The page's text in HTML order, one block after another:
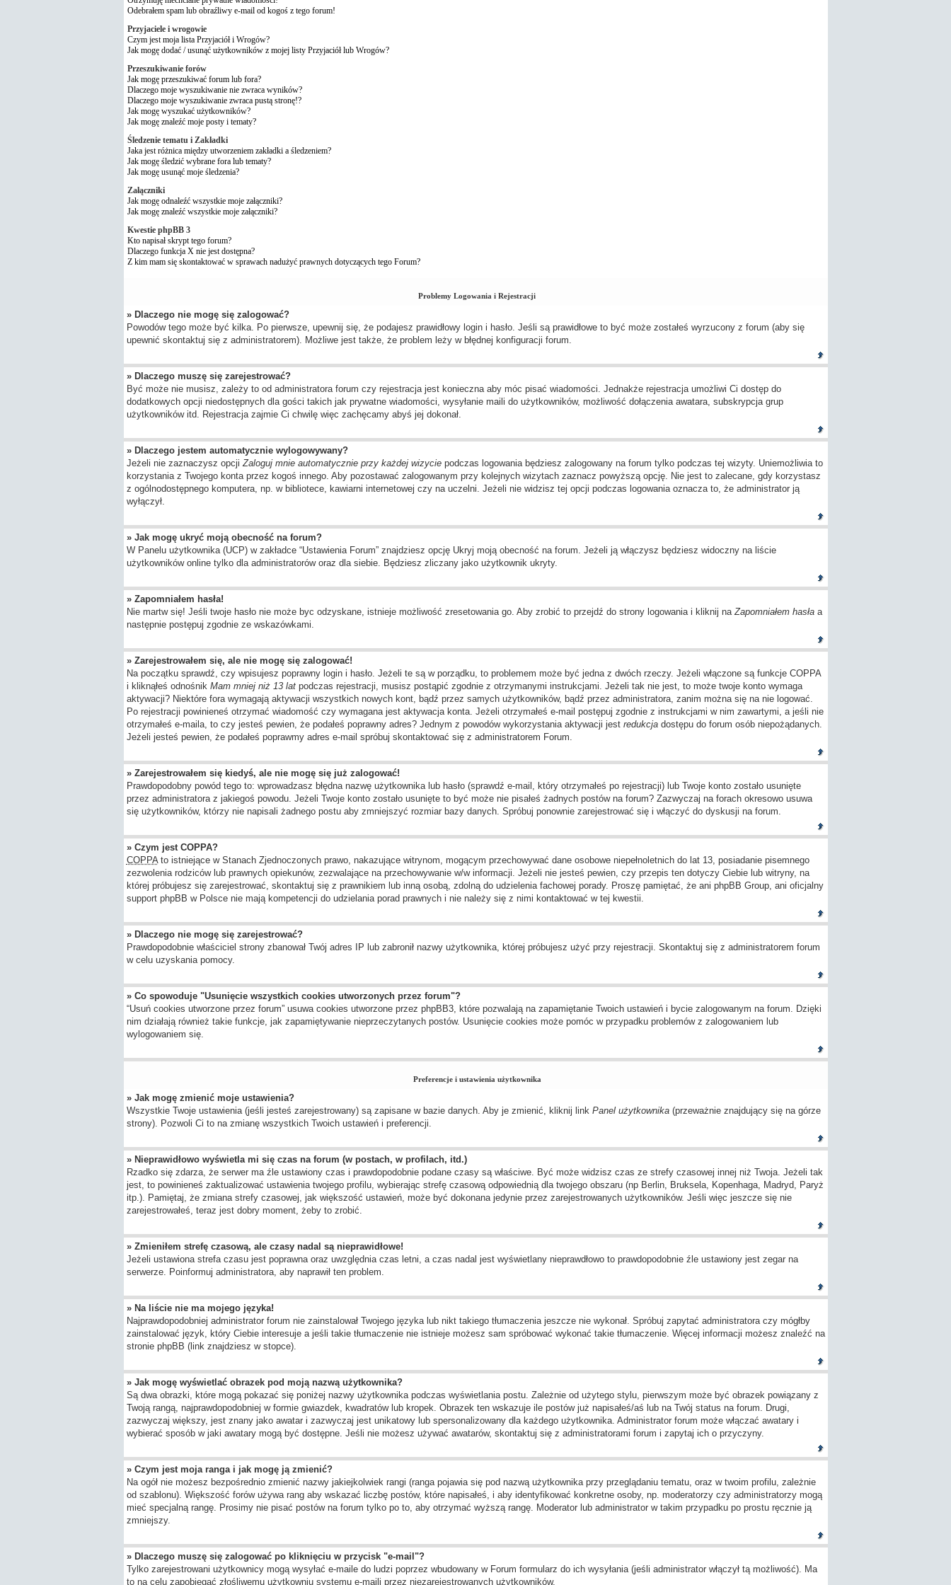
Odebrałem spam lub obraźliwy e-mail od kogoś z tego forum!
Przyjaciele i wrogowie
Czym jest moja lista Przyjaciół i Wrogów?
Jak mogę dodać / usunąć użytkowników z mojej listy Przyjaciół lub Wrogów?
Przeszukiwanie forów
Jak mogę przeszukiwać forum lub fora?
Dlaczego moje wyszukiwanie nie zwraca wyników?
Dlaczego moje wyszukiwanie zwraca pustą stronę!?
Jak mogę wyszukać użytkowników?
Jak mogę znaleźć moje posty i tematy?
Śledzenie tematu i Zakładki
Jaka jest różnica między utworzeniem zakładki a śledzeniem?
Jak mogę śledzić wybrane fora lub tematy?
Jak mogę usunąć moje śledzenia?
Załączniki
Jak mogę odnaleźć wszystkie moje załączniki?
Jak mogę znaleźć wszystkie moje załączniki?
Kwestie phpBB 3
Kto napisał skrypt tego forum?
Dlaczego funkcja X nie jest dostępna?
Z kim mam się skontaktować w sprawach nadużyć prawnych dotyczących tego Forum?
Problemy Logowania i Rejestracji
» Dlaczego nie mogę się zalogować?
Powodów tego może być kilka. Po pierwsze, upewnij się, że podajesz prawidłowy login i hasło. Jeśli są prawidłowe to być może zostałeś wyrzucony z forum (aby się
upewnić skontaktuj się z administratorem). Możliwe jest także, że problem leży w błędnej konfiguracji forum.
» Dlaczego muszę się zarejestrować?
Być może nie musisz, zależy to od administratora forum czy rejestracja jest konieczna aby móc pisać wiadomości. Jednakże rejestracja umożliwi Ci dostęp do
dodatkowych opcji niedostępnych dla gości takich jak prywatne wiadomości, wysyłanie maili do użytkowników, możliwość dołączenia awatara, subskrypcja grup
użytkowników itd. Rejestracja zajmie Ci chwilę więc zachęcamy abyś jej dokonał.
» Dlaczego jestem automatycznie wylogowywany?
Jeżeli nie zaznaczysz opcji Zaloguj mnie automatycznie przy każdej wizyciepodczas logowania będziesz zalogowany na forum tylko podczas tej wizyty. Uniemożliwia to
korzystania z Twojego konta przez kogoś innego. Aby pozostawać zalogowanym przy kolejnych wizytach zaznacz powyższą opcję. Nie jest to zalecane, gdy korzystasz
z ogólnodostępnego komputera, np. w bibliotece, kawiarni internetowej czy na uczelni. Jeżeli nie widzisz tej opcji podczas logowania oznacza to, że administrator ją
wyłączył.
» Jak mogę ukryć moją obecność na forum?
W Panelu użytkownika (UCP) w zakładce “Ustawienia Forum” znajdziesz opcję Ukryj moją obecność na forum. Jeżeli ją włączysz będziesz widoczny na liście
użytkowników online tylko dla administratorów oraz dla siebie. Będziesz zliczany jako użytkownik ukryty.
» Zapomniałem hasła!
Nie martw się! Jeśli twoje hasło nie może byc odzyskane, istnieje możliwość zresetowania go. Aby zrobić to przejdź do strony logowania i kliknij na Zapomniałem hasłaa
następnie postępuj zgodnie ze wskazówkami.
» Zarejestrowałem się, ale nie mogę się zalogować!
Na początku sprawdź, czy wpisujesz poprawny login i hasło. Jeżeli te są w porządku, to problemem może być jedna z dwóch rzeczy. Jeżeli włączone są funkcje COPPA
i kliknąłeś odnośnik Mam mniej niż 13 latpodczas rejestracji, musisz postąpić zgodnie z otrzymanymi instrukcjami. Jeżeli tak nie jest, to może twoje konto wymaga
aktywacji? Niektóre fora wymagają aktywacji wszystkich nowych kont, bądź przez samych użytkowników, bądź przez administratora, zanim można się na nie logować.
Po rejestracji powinieneś otrzymać wiadomość czy wymagana jest aktywacja konta. Jeżeli otrzymałeś e-mail postępuj zgodnie z instrukcjami w nim zawartymi, a jeśli nie
otrzymałeś e-maila, to czy jesteś pewien, że podałeś poprawny adres? Jednym z powodów wykorzystania aktywacji jest redukcjadostępu do forum osób niepożądanych.
Jeżeli jesteś pewien, że podałeś poprawmy adres e-mail spróbuj skontaktować się z administratorem Forum.
» Zarejestrowałem się kiedyś, ale nie mogę się już zalogować!
Prawdopodobny powód tego to: wprowadzasz błędna nazwę użytkownika lub hasło (sprawdź e-mail, który otrzymałeś po rejestracji) lub Twoje konto zostało usunięte
przez administratora z jakiegoś powodu. Jeżeli Twoje konto zostało usunięte to być może nie pisałeś żadnych postów na forum? Zazwyczaj na forach okresowo usuwa
się użytkowników, którzy nie napisali żadnego postu aby zmniejszyć rozmiar bazy danych. Spróbuj ponownie zarejestrować się i włączyć do dyskusji na forum.
» Czym jest COPPA?
COPPAto istniejące w Stanach Zjednoczonych prawo, nakazujące witrynom, mogącym przechowywać dane osobowe niepełnoletnich do lat 13, posiadanie pisemnego
zezwolenia rodziców lub prawnych opiekunów, zezwalające na przechowywanie w/w informacji. Jeżeli nie jesteś pewien, czy przepis ten dotyczy Ciebie lub witryny, na
której próbujesz się zarejestrować, skontaktuj się z prawnikiem lub inną osobą, zdolną do udzielenia fachowej porady. Proszę pamiętać, że ani phpBB Group, ani oficjalny
support phpBB w Polsce nie mają kompetencji do udzielania porad prawnych i nie należy się z nimi kontaktować w tej kwestii.
» Dlaczego nie mogę się zarejestrować?
Prawdopodobnie właściciel strony zbanował Twój adres IP lub zabronił nazwy użytkownika, której próbujesz użyć przy rejestracji. Skontaktuj się z administratorem forum
w celu uzyskania pomocy.
» Co spowoduje "Usunięcie wszystkich cookies utworzonych przez forum"?
“Usuń cookies utworzone przez forum” usuwa cookies utworzone przez phpBB3, które pozwalają na zapamiętanie Twoich ustawień i bycie zalogowanym na forum. Dzięki
nim działają również takie funkcje, jak zapamiętywanie nieprzeczytanych postów. Usunięcie cookies może pomóc w przypadku problemów z zalogowaniem lub
wylogowaniem się.
Preferencje i ustawienia użytkownika
» Jak mogę zmienić moje ustawienia?
Wszystkie Twoje ustawienia (jeśli jesteś zarejestrowany) są zapisane w bazie danych. Aby je zmienić, kliknij link Panel użytkownika(przeważnie znajdujący się na górze
strony). Pozwoli Ci to na zmianę wszystkich Twoich ustawień i preferencji.
» Nieprawidłowo wyświetla mi się czas na forum (w postach, w profilach, itd.)
Rzadko się zdarza, że serwer ma źle ustawiony czas i prawdopodobnie podane czasy są właściwe. Być może widzisz czas ze strefy czasowej innej niż Twoja. Jeżeli tak
jest, to powinieneś zaktualizować ustawienia twojego profilu, wybierając strefę czasową odpowiednią dla twojego obszaru (np Berlin, Bruksela, Kopenhaga, Madryd, Paryż
itp.). Pamiętaj, że zmiana strefy czasowej, jak większość ustawień, może być dokonana jedynie przez zarejestrowanych użytkowników. Jeśli więc jeszcze się nie
zarejestrowałeś, teraz jest dobry moment, żeby to zrobić.
» Zmieniłem strefę czasową, ale czasy nadal są nieprawidłowe!
Jeżeli ustawiona strefa czasu jest poprawna oraz uwzględnia czas letni, a czas nadal jest wyświetlany nieprawdłowo to prawdopodobnie źle ustawiony jest zegar na
serwerze. Poinformuj administratora, aby naprawił ten problem.
» Na liście nie ma mojego języka!
Najprawdopodobniej administrator forum nie zainstalował Twojego języka lub nikt takiego tłumaczenia jeszcze nie wykonał. Spróbuj zapytać administratora czy mógłby
zainstalować język, który Ciebie interesuje a jeśli takie tłumaczenie nie istnieje możesz sam spróbować wykonać takie tłumaczenie. Więcej informacji możesz znaleźć na
stronie phpBB (link znajdziesz w stopce).
» Jak mogę wyświetlać obrazek pod moją nazwą użytkownika?
Są dwa obrazki, które mogą pokazać się poniżej nazwy użytkownika podczas wyświetlania postu. Zależnie od użytego stylu, pierwszym może być obrazek powiązany z
Twoją rangą, najprawdopodobniej w formie gwiazdek, kwadratów lub kropek. Obrazek ten wskazuje ile postów już napisałeś/aś lub na Twój status na forum. Drugi,
zazwyczaj większy, jest znany jako awatar i zazwyczaj jest unikatowy lub spersonalizowany dla każdego użytkownika. Administrator forum może włączać awatary i
wybierać sposób w jaki awatary mogą być dostępne. Jeśli nie możesz używać awatarów, skontaktuj się z administratorami forum i zapytaj ich o przyczyny.
» Czym jest moja ranga i jak mogę ją zmienić?
Na ogół nie możesz bezpośrednio zmienić nazwy jakiejkolwiek rangi (ranga pojawia się pod nazwą użytkownika przy przeglądaniu tematu, oraz w twoim profilu, zależnie
od szablonu). Większość forów używa rang aby wskazać liczbę postów, które napisałeś, i aby identyfikować konkretne osoby, np. moderatorzy czy administratorzy mogą
mieć specjalną rangę. Prosimy nie pisać postów na forum tylko po to, aby otrzymać wyższą rangę. Moderator lub administrator w takim przypadku po prostu ręcznie ją
zmniejszy.
» Dlaczego muszę się zalogować po kliknięciu w przycisk "e-mail"?
Tylko zarejestrowani użytkownicy mogą wysyłać e-maile do ludzi poprzez wbudowany w Forum formularz do ich wysyłania (jeśli administrator włączył tą możliwość). Ma
to na celu zapobiegać złośliwemu użytkowniu systemu e-maili przez niezarejestrowanych użytkowników.